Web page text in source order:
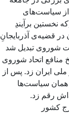
از سیاست‌های
نخستین برآیندِ
قضیه‌ی آذربایجانِ
شوروی تبدیل شد
منافع اتحاد شوروی
ایران زد. پس از
همان سیاست‌ها
رقم زد.
کشور